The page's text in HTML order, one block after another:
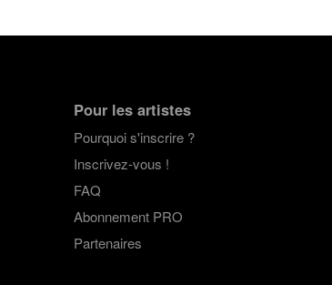
Pour les artistes
Pourquoi s'inscrire ?
Inscrivez-vous !
FAQ
Abonnement PRO
Partenaires